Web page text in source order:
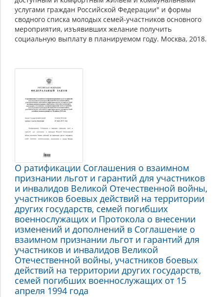
услугами граждан Российской Федерации" и формы
сводного списка молодых семей-участников основного
мероприятия, изъявивших желание получить
социальную выплату в планируемом году. Москва, 2018.
О ратификации Соглашения о взаимном
признании льгот и гарантий для участников
и инвалидов Великой Отечественной войны,
участников боевых действий на территории
других государств, семей погибших
военнослужащих и Протокола о внесении
изменений и дополнений в Соглашение о
взаимном признании льгот и гарантий для
участников и инвалидов Великой
Отечественной войны, участников боевых
действий на территории других государств,
семей погибших военнослужащих от 15
апреля 1994 года